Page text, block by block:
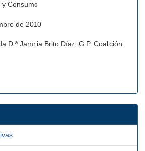
y Consumo
de 2010
D.ª Jamnia Brito Díaz, G.P. Coalición